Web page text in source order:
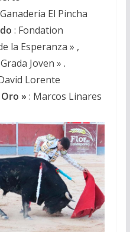
El Pincha
: Fondation
la Esperanza » ,
Joven » .
Lorente
»: Marcos Linares